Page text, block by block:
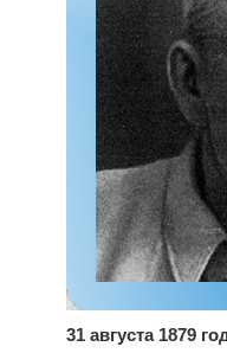
31 августа 1879